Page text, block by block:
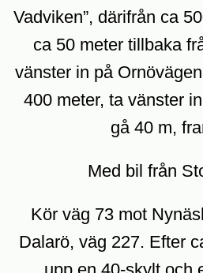
Vadviken”, därifrån ca
ca 50 meter tillbaka
vänster in på
400 meter, ta vänster
gå 40 m,
Med bil från
Kör väg 73 mot
Dalarö, väg 227. Efter